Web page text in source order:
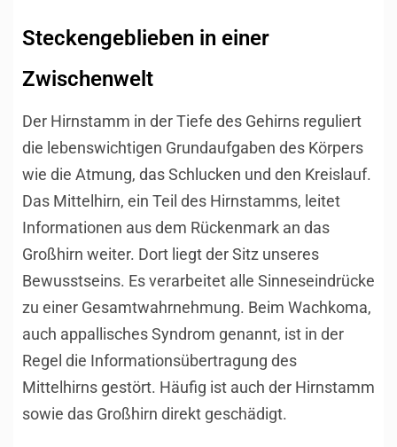
Steckengeblieben in einer
Zwischenwelt
Der Hirnstamm in der Tiefe des Gehirns reguliert
die lebenswichtigen Grundaufgaben des Körpers
wie die Atmung, das Schlucken und den Kreislauf.
Das Mittelhirn, ein Teil des Hirnstamms, leitet
Informationen aus dem Rückenmark an das
Großhirn weiter. Dort liegt der Sitz unseres
Bewusstseins. Es verarbeitet alle Sinneseindrücke
zu einer Gesamtwahrnehmung. Beim Wachkoma,
auch appallisches Syndrom genannt, ist in der
Regel die Informationsübertragung des
Mittelhirns gestört. Häufig ist auch der Hirnstamm
sowie das Großhirn direkt geschädigt.